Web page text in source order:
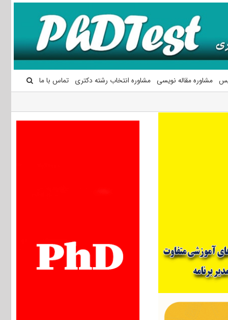
مشاوره مقاله نویسی مشاوره انتخاب رشته دکتری تماس با ما